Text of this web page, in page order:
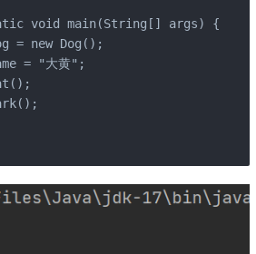
void main(String[] args) {
= new Dog();
= "大黄";